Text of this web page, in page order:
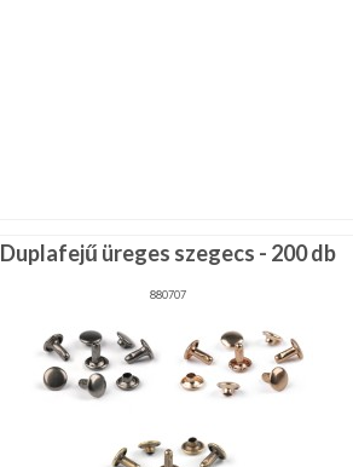
Duplafejű üreges szegecs - 200 db
880707